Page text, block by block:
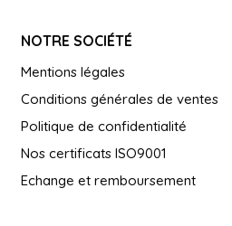
NOTRE SOCIÉTÉ
Mentions légales
Conditions générales de ventes
Politique de confidentialité
Nos certificats ISO9001
Echange et remboursement